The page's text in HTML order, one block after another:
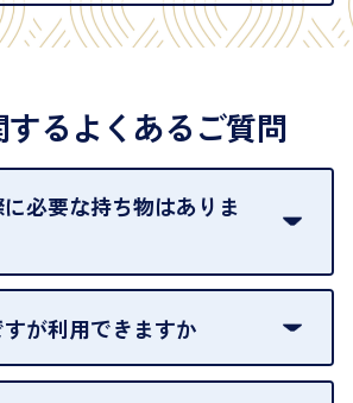
るよくあるご質問
必要な持ち物はありま
をご用意ください。ご利用になれる書
をご確認ください。
が利用できますか
は、保護者の同意があってもご利用い